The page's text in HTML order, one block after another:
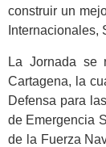
construir un
Internacionales,
La Jornada se
Cartagena, la
Defensa para
de Emergencia
de la Fuerza